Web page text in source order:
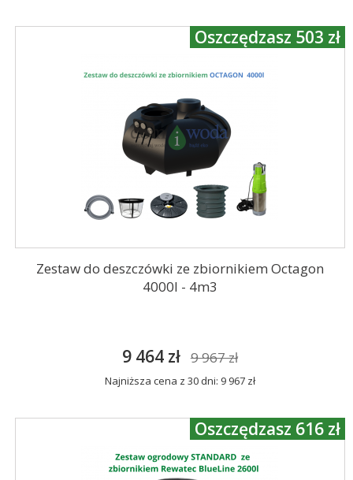
Zestaw do deszczówki ze zbiornikiem Octagon
4000l - 4m3
9 464 zł 9 967 zł
Najniższa cena z 30 dni: 9 967 zł
Oszczędzasz 503 zł
Oszczędzasz 616 zł